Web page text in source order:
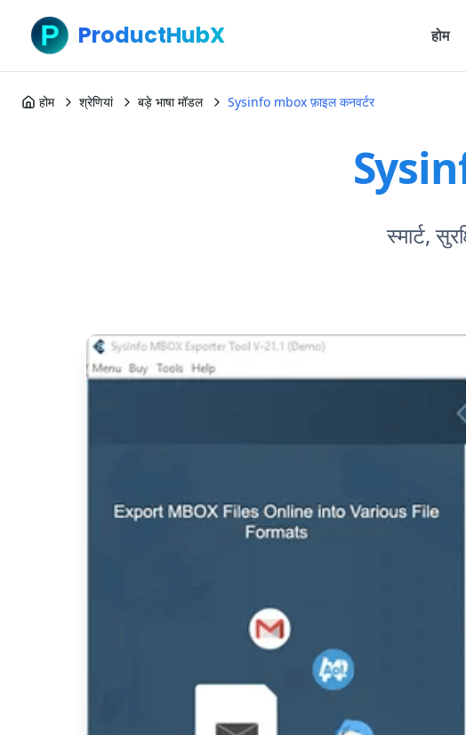
ProductHubX होम
होम श्रेणियां बड़े भाषा मॉडल Sysinfo mbox फ़ाइल कनवर्टर
स्मार्ट,